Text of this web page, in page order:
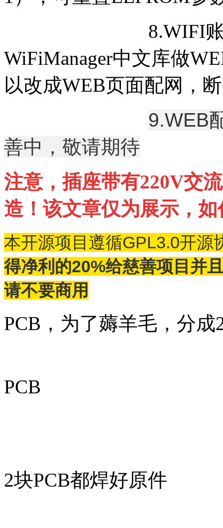
8.WIFI账号密
WiFiManager中文库做
以改成WEB页面配网，
9.WEB
善中，敬请期待
注意，插座带有220V交
造！该文章仅为展示，
本开源项目遵循GPL3.0开源
得净利的20%给慈善项目并
请不要商用
PCB，为了薅羊毛，分成
PCB
2块PCB都焊好原件